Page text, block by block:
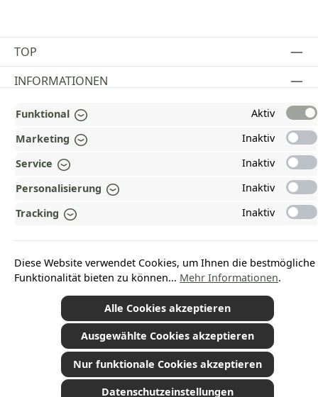
TOP
Vertrag widerrufen
INFORMATIONEN
GESETZLICHE INFORMATIONEN
ZAHLUNGS- UND VERSANDARTEN
AUSGEZEICHNET UND ZERTIFIZIERT!
WARUM HEAD-SHOP.DE?
*Alle Preise inkl. gesetzl. Mehrwertsteuer zzgl.Versandkostenund ggf.
Nachnahmegebühren, wenn nicht anders angegeben.
© 2026 Plamundo GmbH - Alle Rechte vorbehalten. Theme byThemeWare®
Funktional
Aktiv
Marketing
Inaktiv
Service
Inaktiv
Personalisierung
Inaktiv
Tracking
Inaktiv
Diese Website verwendet Cookies, um Ihnen die bestmögliche
Funktionalität bieten zu können... Mehr Informationen.
Alle Cookies akzeptieren
Ausgewählte Cookies akzeptieren
Nur funktionale Cookies akzeptieren
Datenschutzeinstellungen